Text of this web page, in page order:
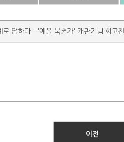
로 답하다 - '예올 북촌가' 개관기념 회고전
이전